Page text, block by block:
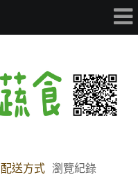
配送方式 瀏覽紀錄